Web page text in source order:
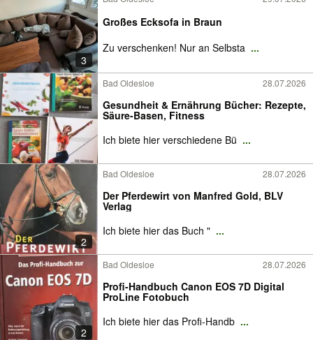
3
Großes Ecksofa in Braun
Zu verschenken! Nur an Selbsta ...
Bad Oldesloe 28.07.2026
Gesundheit & Ernährung Bücher: Rezepte,
Säure-Basen, Fitness
Ich biete hier verschiedene Bü ...
2
Bad Oldesloe 28.07.2026
Der Pferdewirt von Manfred Gold, BLV
Verlag
Ich biete hier das Buch " ...
2
Bad Oldesloe 28.07.2026
Profi-Handbuch Canon EOS 7D Digital
ProLine Fotobuch
Ich biete hier das Profi-Handb ...